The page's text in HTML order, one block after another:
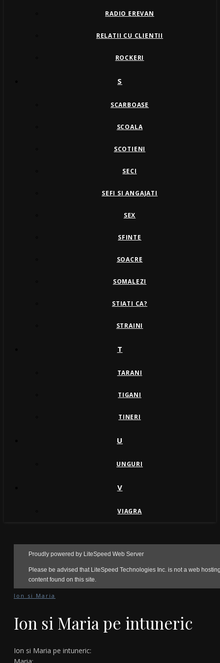
RADIO EREVAN
RELATII CU CLIENTII
ROCKERI
S
SCARBOASE
SCOALA
SCOTIENI
SECI
SEFI SI ANGAJATI
SEX
SFINTE
SOACRE
SOMALEZI
STIATI CA?
STRAINI
T
TARANI
TIGANI
TINERI
U
UNGURI
V
VIAGRA
Ion si Maria
Ion si Maria pe intuneric
Ion si Maria pe intuneric: